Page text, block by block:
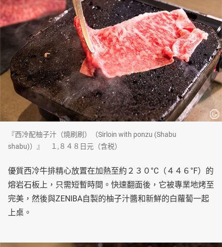
『西冷配柚子汁（燒刷刷）（Sirloin with ponzu (Shabu
shabu)）』 １,８４８日元（含税）
優質西冷牛排精心放置在加熱至約２３０°C（４４６°F）的
熔岩石板上，只需短暫時間。快速翻面後，它被專業地烤至
完美，然後與ZENIBA自製的柚子汁醬和新鮮的白蘿蔔一起
上桌。